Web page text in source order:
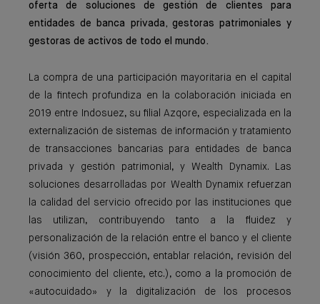
oferta de soluciones de gestión de clientes para
entidades de banca privada, gestoras patrimoniales y
gestoras de activos de todo el mundo.
La compra de una participación mayoritaria en el capital
de la fintech profundiza en la colaboración iniciada en
2019 entre Indosuez, su filial Azqore, especializada en la
externalización de sistemas de información y tratamiento
de transacciones bancarias para entidades de banca
privada y gestión patrimonial, y Wealth Dynamix. Las
soluciones desarrolladas por Wealth Dynamix refuerzan
la calidad del servicio ofrecido por las instituciones que
las utilizan, contribuyendo tanto a la fluidez y
personalización de la relación entre el banco y el cliente
(visión 360, prospección, entablar relación, revisión del
conocimiento del cliente, etc.), como a la promoción de
«autocuidado» y la digitalización de los procesos